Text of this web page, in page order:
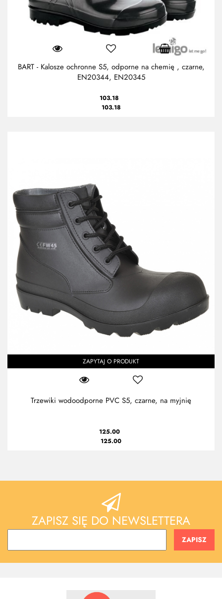
BART - Kalosze ochronne S5, odporne na chemię , czarne,
EN20344, EN20345
103.18
103.18
ZAPYTAJ O PRODUKT
Trzewiki wodoodporne PVC S5, czarne, na myjnię
125.00
125.00
ZAPISZ SIĘ DO NEWSLETTERA